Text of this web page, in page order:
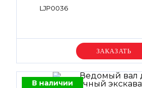
LJP0036
Уточняйте цену
В наличии